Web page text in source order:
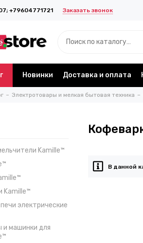
+79604771721 Заказать звонок
Новинки Доставка и оплата
Электротовары и мелкая бытовая техника
Kamille™
Kamille™
электрические
и машинки для
В данной